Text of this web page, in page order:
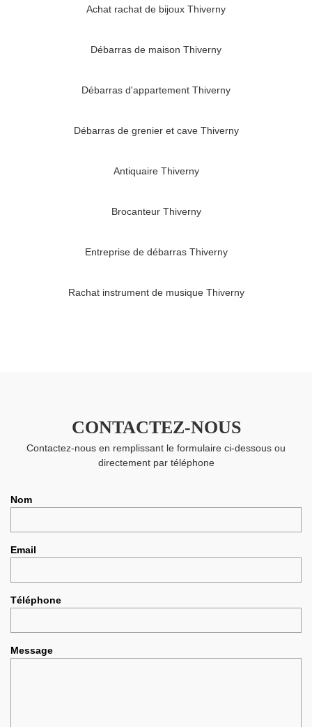
Achat rachat de bijoux Thiverny
Débarras de maison Thiverny
Débarras d'appartement Thiverny
Débarras de grenier et cave Thiverny
Antiquaire Thiverny
Brocanteur Thiverny
Entreprise de débarras Thiverny
Rachat instrument de musique Thiverny
CONTACTEZ-NOUS
Contactez-nous en remplissant le formulaire ci-dessous ou
directement par téléphone
Nom
Email
Téléphone
Message